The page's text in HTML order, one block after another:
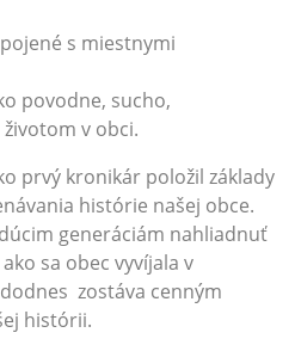
s miestnymi
povodne, sucho,
životom v obci.
prvý kronikár položil základy
histórie našej obce.
generáciám nahliadnuť
sa obec vyvíjala v
zostáva cenným
histórii.